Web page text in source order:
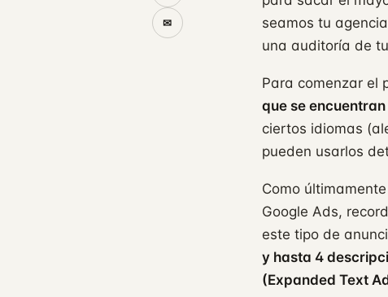
✉
seamos tu
una auditoría de
Para comenzar el
que se
ciertos idiomas
pueden usarlos
Como
Google Ads,
este tipo de
y hasta 4
(Expanded Text